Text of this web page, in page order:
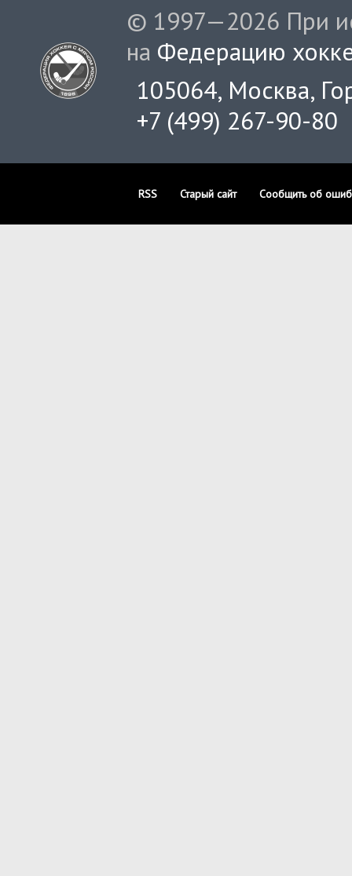
© 1997—2026 При
на Федерацию
105064, Москва,
+7 (499) 267-90-80
RSS Старый сайт Сообщить об